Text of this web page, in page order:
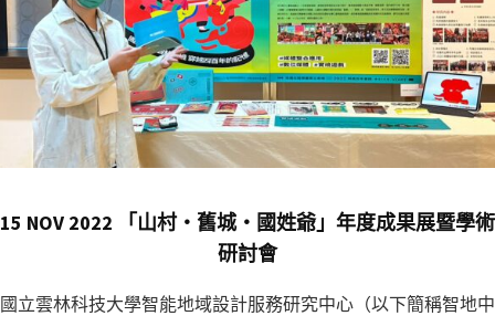
15 NOV 2022 「山村‧舊城‧國姓爺」年度成果展暨學術
研討會
國立雲林科技大學智能地域設計服務研究中心（以下簡稱智地中